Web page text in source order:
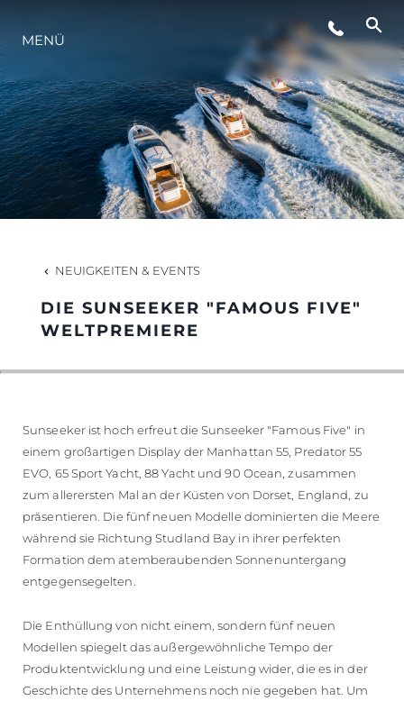
LIFESTYLE
INNOVATION
DIE FIRMA
DAS TEAM
GESCHICHTE
MENÜ
NEUIGKEITEN & EVENTS
DIE SUNSEEKER "FAMOUS FIVE"
WELTPREMIERE
Sunseeker ist hoch erfreut die Sunseeker "Famous Five" in
einem großartigen Display der Manhattan 55, Predator 55
EVO, 65 Sport Yacht, 88 Yacht und 90 Ocean, zusammen
zum allerersten Mal an der Küsten von Dorset, England, zu
präsentieren. Die fünf neuen Modelle dominierten die Meere
während sie Richtung Studland Bay in ihrer perfekten
Formation dem atemberaubenden Sonnenuntergang
entgegensegelten.
Die Enthüllung von nicht einem, sondern fünf neuen
Modellen spiegelt das außergewöhnliche Tempo der
Produktentwicklung und eine Leistung wider, die es in der
Geschichte des Unternehmens noch nie gegeben hat. Um